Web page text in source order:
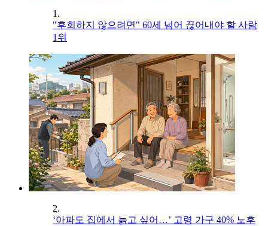
1.
"후회하지 않으려면" 60세 넘어 끊어내야 할 사람
1위
2.
‘아파도 집에서 늙고 싶어…’ 고령 가구 40% 노후